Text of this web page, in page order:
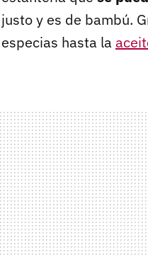
justo y es de bambú.
especias hasta la